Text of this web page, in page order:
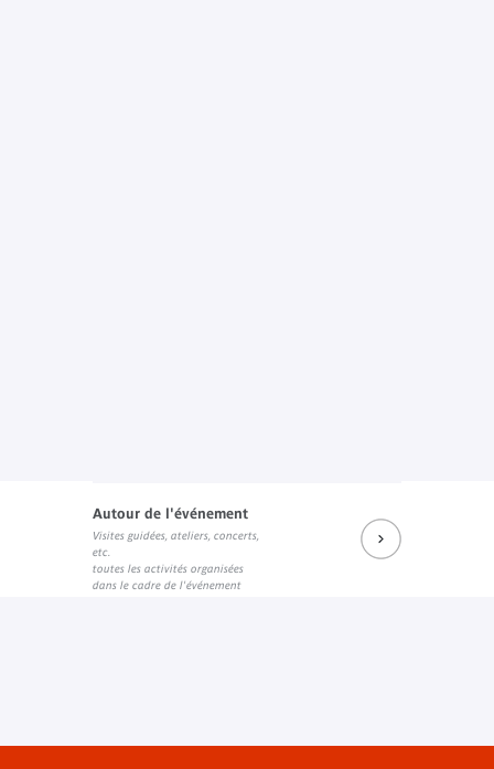
Autour de l'événement
Visites guidées, ateliers, concerts,
etc.
toutes les activités organisées
dans le cadre de l'événement